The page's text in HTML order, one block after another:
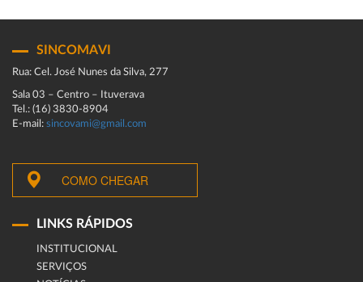
SINCOMAVI
Rua: Cel. José Nunes da Silva, 277
Sala 03 – Centro – Ituverava
Tel.: (16) 3830-8904
E-mail: sincovami@gmail.com
COMO CHEGAR
LINKS RÁPIDOS
INSTITUCIONAL
SERVIÇOS